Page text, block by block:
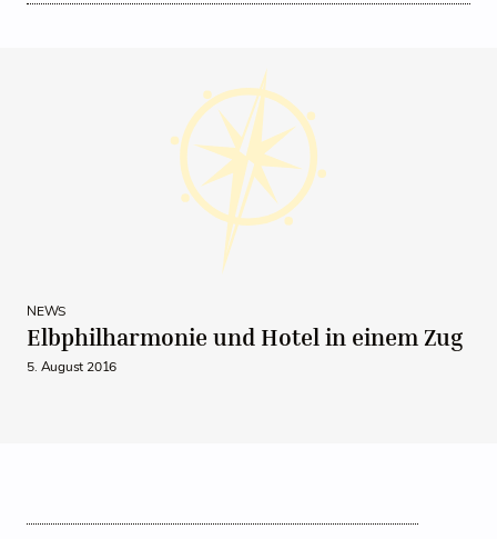
NEWS
Elbphilharmonie und Hotel in einem Zug
5. August 2016